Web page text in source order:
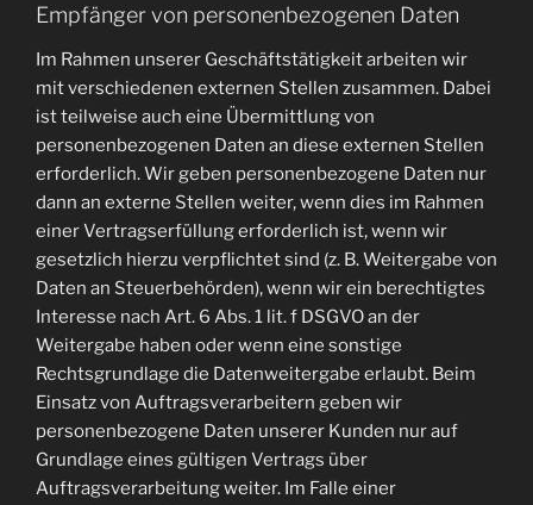
Empfänger von personenbezogenen Daten
Im Rahmen unserer Geschäftstätigkeit arbeiten wir
mit verschiedenen externen Stellen zusammen. Dabei
ist teilweise auch eine Übermittlung von
personenbezogenen Daten an diese externen Stellen
erforderlich. Wir geben personenbezogene Daten nur
dann an externe Stellen weiter, wenn dies im Rahmen
einer Vertragserfüllung erforderlich ist, wenn wir
gesetzlich hierzu verpflichtet sind (z. B. Weitergabe von
Daten an Steuerbehörden), wenn wir ein berechtigtes
Interesse nach Art. 6 Abs. 1 lit. f DSGVO an der
Weitergabe haben oder wenn eine sonstige
Rechtsgrundlage die Datenweitergabe erlaubt. Beim
Einsatz von Auftragsverarbeitern geben wir
personenbezogene Daten unserer Kunden nur auf
Grundlage eines gültigen Vertrags über
Auftragsverarbeitung weiter. Im Falle einer